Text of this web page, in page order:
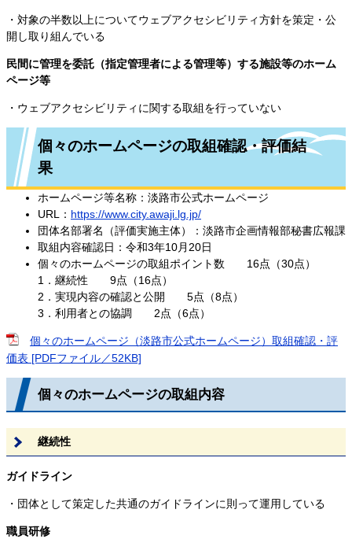
・対象の半数以上についてウェブアクセシビリティ方針を策定・公
開し取り組んでいる
民間に管理を委託（指定管理者による管理等）する施設等のホーム
ページ等
・ウェブアクセシビリティに関する取組を行っていない
個々のホームページの取組確認・評価結
果
ホームページ等名称：淡路市公式ホームページ
URL： https://www.city.awaji.lg.jp/
団体名部署名（評価実施主体）：淡路市企画情報部秘書広報課
取組内容確認日：令和3年10月20日
個々のホームページの取組ポイント数 16点（30点）
1．継続性 9点（16点）
2．実現内容の確認と公開 5点（8点）
3．利用者との協調 2点（6点）
個々のホームページ（淡路市公式ホームページ）取組確認・評
価表 [PDFファイル／52KB]
個々のホームページの取組内容
継続性
ガイドライン
・団体として策定した共通のガイドラインに則って運用している
職員研修